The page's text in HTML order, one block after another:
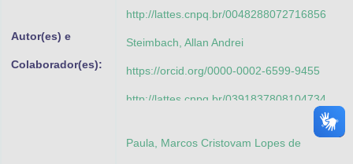
Autor(es) e
Colaborador(es):
http://lattes.cnpq.br/0048288072716856
Steimbach, Allan Andrei
https://orcid.org/0000-0002-6599-9455
http://lattes.cnpq.br/0391837808104734
Paula, Marcos Cristovam Lopes de